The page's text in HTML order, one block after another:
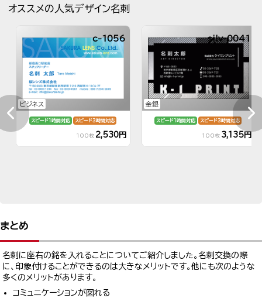
オススメの人気デザイン名刺
ビジネス
c-1056
スピード1時間対応 スピード3時間対応
100枚 2,530円
金銀
silv-0041
スピード1時間対応 スピード3時間対応
100枚 3,135円
まとめ
名刺に座右の銘を入れることについてご紹介しました。名刺交換の際
に、印象付けることができるのは大きなメリットです。他にも次のような
多くのメリットがあります。
コミュニケーションが図れる